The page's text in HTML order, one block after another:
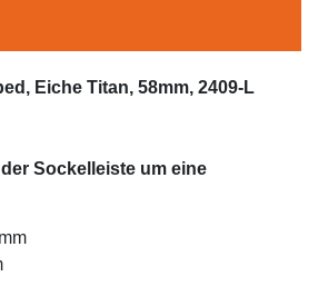
Eiche Titan, 58mm, 2409-L
Sockelleiste um eine